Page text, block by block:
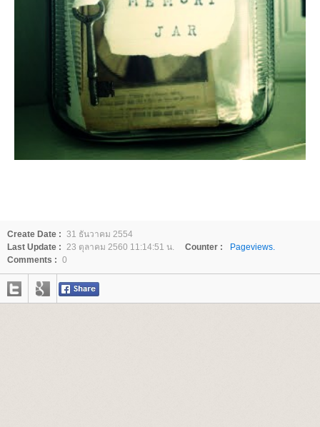
Create Date : 31 ธันวาคม 2554
Last Update : 23 ตุลาคม 2560 11:14:51 น. Counter :
Pageviews.
Comments : 0